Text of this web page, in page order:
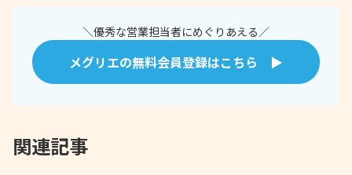
＼優秀な営業担当者にめぐりあえる／
メグリエの無料会員登録はこちら ▶
関連記事